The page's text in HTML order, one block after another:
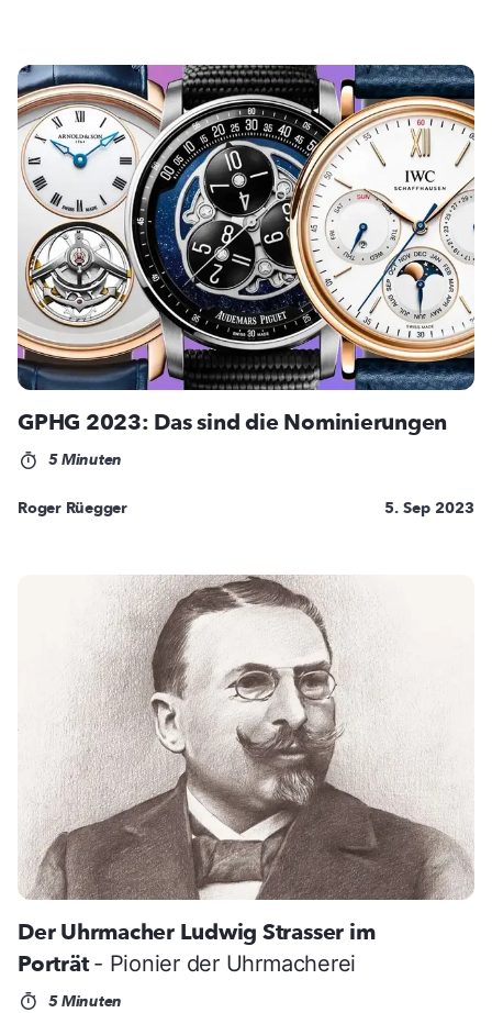
GPHG 2023: Das sind die Nominierungen
5 Minuten
Roger Rüegger 5. Sep 2023
Der Uhrmacher Ludwig Strasser im
Porträt- Pionier der Uhrmacherei
5 Minuten